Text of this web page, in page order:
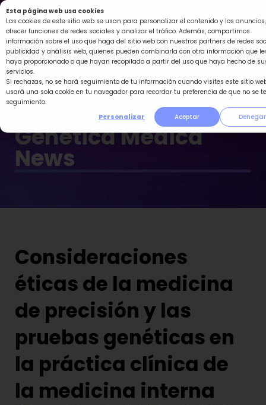
Esta página web usa cookies
Las cookies de este sitio web se usan para personalizar el contenido y los anuncios,
ofrecer funciones de redes sociales y analizar el tráfico. Además, compartimos
información sobre el uso que haga del sitio web con nuestros partners de redes
publicidad y análisis web, quienes pueden combinarla con otra información que
haya proporcionado o que hayan recopilado a partir del uso que haya hecho de
servicios.
Si rechazas, no se hará seguimiento de tu información cuando visites este sitio
usará una sola cookie en tu navegador para recordar tu preferencia de que no se
seguimiento.
Personalizar
Aceptar Denegar
Ir
al
contenido
Genética Médica
News
Consideraciones
éticas de la medicina
de precisión y las
pruebas genéticas en
la práctica clínica de
la medicina interna